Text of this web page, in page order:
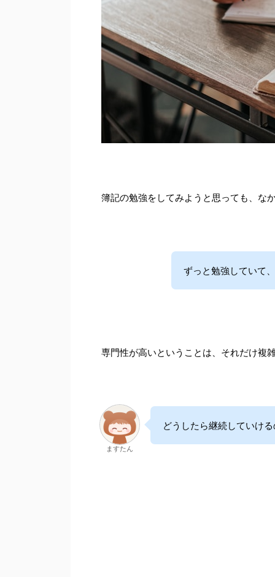
簿記の勉強をしてみようと思っても、な
ずっと勉強していて
専門性が高いということは、それだけ複
ますたん
どうしたら継続していけ